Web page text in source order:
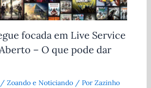
focada em Live Service
– O que pode dar
/ Zoando e Noticiando/ Por Zazinho